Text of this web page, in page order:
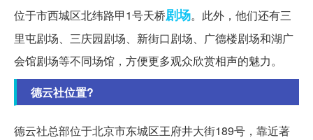
位于市西城区北纬路甲1号天桥剧场。此外，他们还有三
里屯剧场、三庆园剧场、新街口剧场、广德楼剧场和湖广
会馆剧场等不同场馆，方便更多观众欣赏相声的魅力。
德云社位置?
德云社总部位于北京市东城区王府井大街189号，靠近著